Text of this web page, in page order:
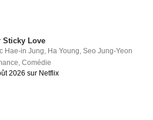
Sticky Love
Hae-in Jung, Ha Young,Seo Jung-Yeon
,Comédie
2026 sur Netflix